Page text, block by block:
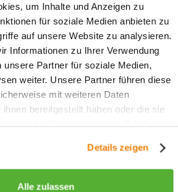
um Inhalte und Anzeigen zu
für soziale Medien anbieten zu
auf unsere Website zu analysieren.
Informationen zu Ihrer Verwendung
unsere Partner für soziale Medien,
weiter. Unsere Partner führen diese
mit weiteren Daten
bereitgestellt haben oder die sie
Details zeigen
Alle zulassen
288SE
Dieser Artikel wird gemäß Ihrer
kundenspezifische Anfertigung vom
ab € 2000,- Bestellwert